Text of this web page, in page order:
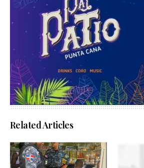
Related Articles